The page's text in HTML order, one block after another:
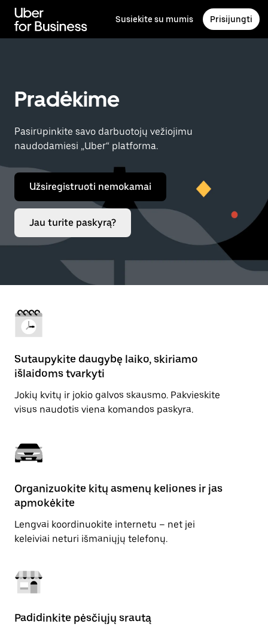
prie
pagrindinio
turinio
Susiekite su mumis Prisijungti
Pradėkime
Pasirūpinkite savo darbuotojų vežiojimu
naudodamiesi „Uber“ platforma.
Užsiregistruoti nemokamai
Jau turite paskyrą?
Sutaupykite daugybę laiko, skiriamo
išlaidoms tvarkyti
Jokių kvitų ir jokio galvos skausmo. Pakvieskite
visus naudotis viena komandos paskyra.
Organizuokite kitų asmenų keliones ir jas
apmokėkite
Lengvai koordinuokite internetu – net jei
keleiviai neturi išmaniųjų telefonų.
Padidinkite pėsčiųjų srautą